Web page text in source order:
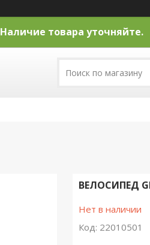
Наличие товара уточняйте.
ВЕЛОСИПЕД
Нет в наличии
Код: 22010501